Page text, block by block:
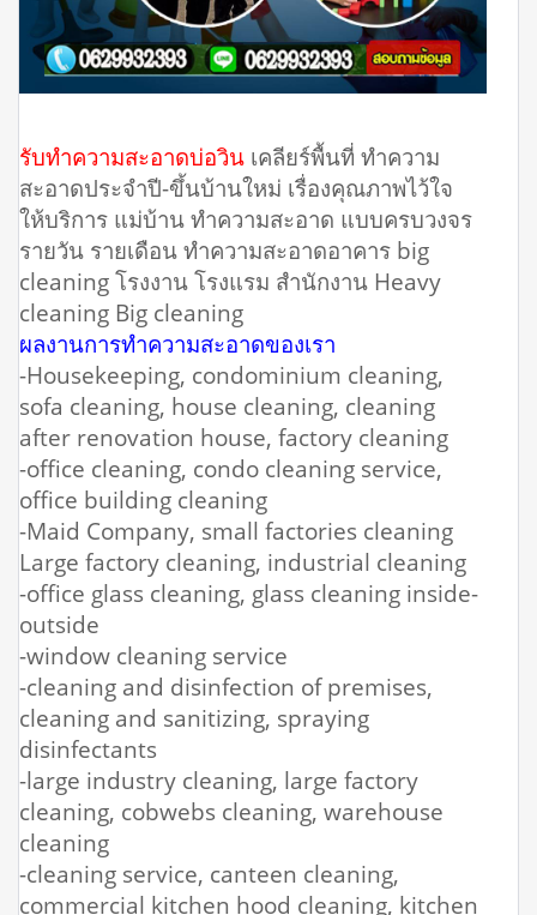
รับทำความสะอาดบ่อวิน เคลียร์พื้นที่ ทำความ
สะอาดประจำปี-ขึ้นบ้านใหม่ เรื่องคุณภาพไว้ใจ
ให้บริการ แม่บ้าน ทำความสะอาด แบบครบวงจร
รายวัน รายเดือน ทำความสะอาดอาคาร big
cleaning โรงงาน โรงแรม สำนักงาน Heavy
cleaning Big cleaning
ผลงานการทำความสะอาดของเรา
-Housekeeping, condominium cleaning,
sofa cleaning, house cleaning, cleaning
after renovation house, factory cleaning
-office cleaning, condo cleaning service,
office building cleaning
-Maid Company, small factories cleaning
Large factory cleaning, industrial cleaning
-office glass cleaning, glass cleaning inside-
outside
-window cleaning service
-cleaning and disinfection of premises,
cleaning and sanitizing, spraying
disinfectants
-large industry cleaning, large factory
cleaning, cobwebs cleaning, warehouse
cleaning
-cleaning service, canteen cleaning,
commercial kitchen hood cleaning, kitchen